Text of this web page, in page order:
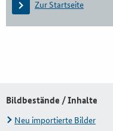
Zur Startseite
Bildbestände / Inhalte
Neu importierte Bilder